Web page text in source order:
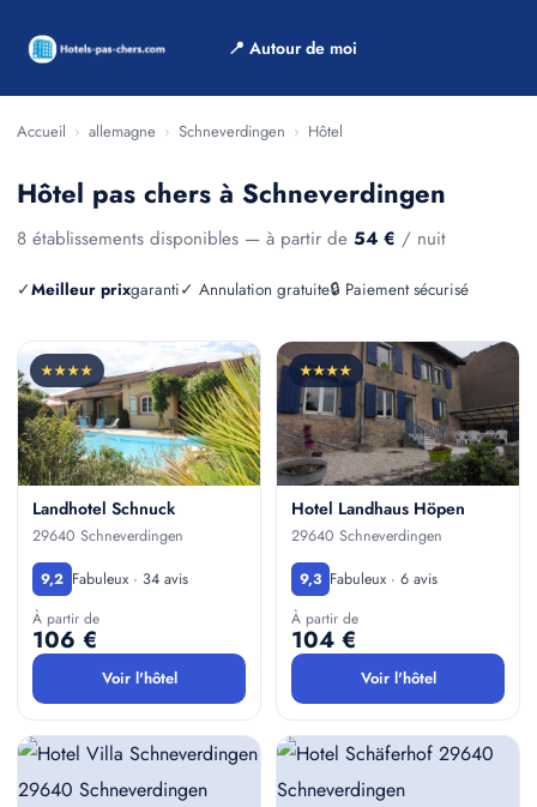
📍 Autour de moi
Accueil › allemagne › Schneverdingen › Hôtel
Hôtel pas chers à Schneverdingen
8 établissements disponibles — à partir de 54 € / nuit
✓Meilleur prixgaranti✓ Annulation gratuite🔒 Paiement sécurisé
★★★★
Landhotel Schnuck
29640 Schneverdingen
9,2 Fabuleux · 34 avis
À partir de
106 €
Voir l'hôtel
★★★★
Hotel Landhaus Höpen
29640 Schneverdingen
9,3 Fabuleux · 6 avis
À partir de
104 €
Voir l'hôtel